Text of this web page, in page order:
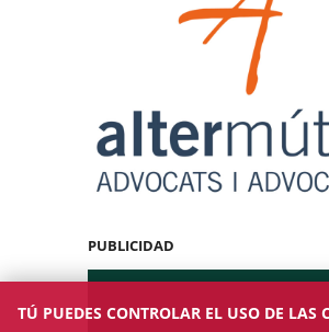
PUBLICIDAD
TÚ PUEDES CONTROLAR EL USO DE LAS